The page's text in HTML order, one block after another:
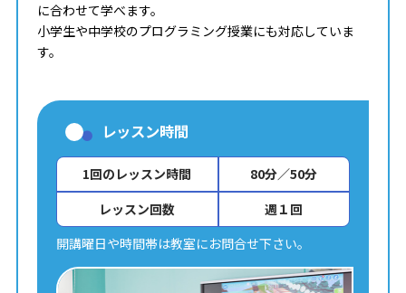
に合わせて学べます。
小学生や中学校のプログラミング授業にも対応していま
す。
レッスン時間
1回のレッスン時間
80分／50分
レッスン回数
週１回
開講曜日や時間帯は教室にお問合せ下さい。